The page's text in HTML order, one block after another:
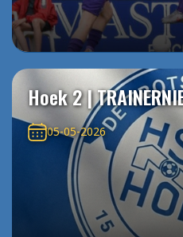
Hoek 2 |
05-05-2026